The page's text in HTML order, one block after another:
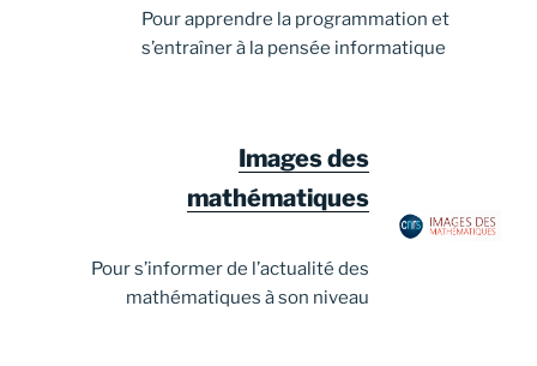
Pour apprendre la programmation et
s’entraîner à la pensée informatique
Images des
mathématiques
Pour s’informer de l’actualité des
mathématiques à son niveau